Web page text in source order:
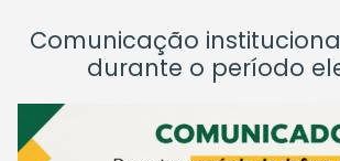
Comunicação
durante o período